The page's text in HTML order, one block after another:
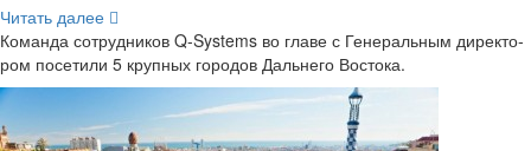
Чи­тать далее
Ко­ман­да со­труд­ни­ков Q-​Systems во главе с Ге­не­раль­ным ди­рек­то­
ром по­се­ти­ли 5 круп­ных го­ро­дов Даль­не­го Во­сто­ка.